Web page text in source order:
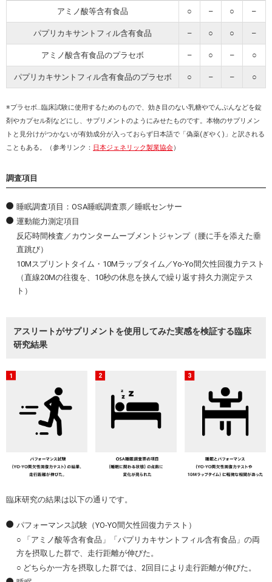
アミノ酸等含有食品 ○ – ○ –
パプリカキサントフィル含有食品 – ○ ○ –
アミノ酸含有食品のプラセボ – ○ – ○
パプリカキサントフィル含有食品のプラセボ ○ – – ○
※プラセボ…臨床試験に使用するためのもので、効き目のない乳糖やでんぷんなどを錠
剤やカプセル剤などにし、サプリメントのようにみせたものです。本物のサプリメン
トと見分けがつかないが有効成分が入っておらず日本語で「偽薬(ぎやく)」と訳される
こともある。（参考リンク： 日本ジェネリック製業協会）
調査項目
睡眠調査項目：OSA睡眠調査票／睡眠センサー
運動能力測定項目
反応時間検査／カウンタームーブメントジャンプ（腰に手を添えた垂
直跳び）
10Mスプリントタイム・10Mラップタイム／Yo-Yo間欠性回復力テスト
（直線20Mの往復を、10秒の休息を挟んで繰り返す持久力測定テス
ト）
アスリートがサプリメントを使用してみた実感を検証する臨床
研究結果
臨床研究の結果は以下の通りです。
パフォーマンス試験（YO-YO間欠性回復力テスト）
○ 「アミノ酸等含有食品」「パプリカキサントフィル含有食品」の両
方を摂取した群で、走行距離が伸びた。
○ どちらか一方を摂取した群では、2回目により走行距離が伸びた。